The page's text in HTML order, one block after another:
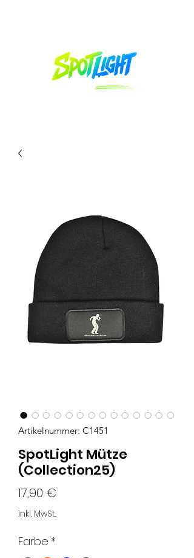
Artikelnummer: C1451
SpotLight Mütze
(Collection25)
17,90 €
inkl. MwSt.
Farbe *